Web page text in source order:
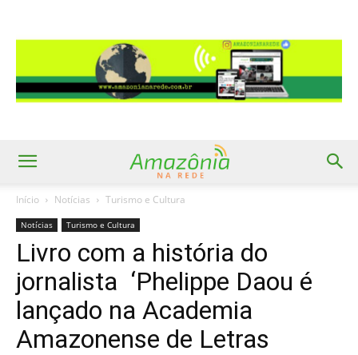
Início Notícias Turismo e Cultura
Notícias Turismo e Cultura
Livro com a história do
jornalista ‘Phelippe Daou é
lançado na Academia
Amazonense de Letras